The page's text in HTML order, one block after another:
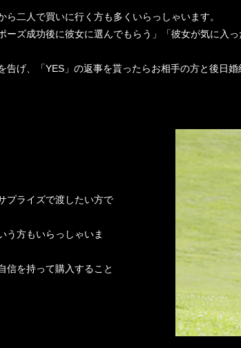
二人で買いに行く方も多くいらっしゃいます。
ーズ成功後に彼女に選んでもらう」「彼女が気に入
げ、「YES」の返事を貰ったらお相手の方と後日
プライズで渡したい方で
う方もいらっしゃいま
信を持って購入すること